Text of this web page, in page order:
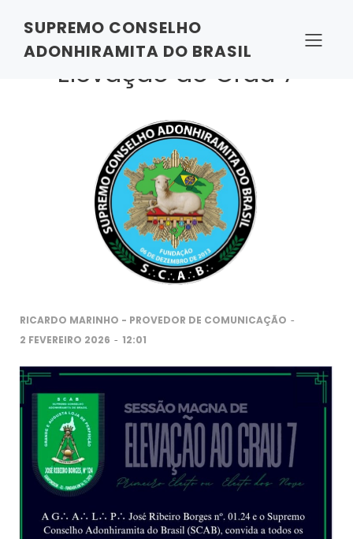
SUPREMO CONSELHO
ADONHIRAMITA DO BRASIL
Sessão Magna de
Elevação ao Grau 7
RICARDO MARINHO - PROVEDOR DE COMUNICAÇÃO -
2 FEVEREIRO 2026 - 12:01